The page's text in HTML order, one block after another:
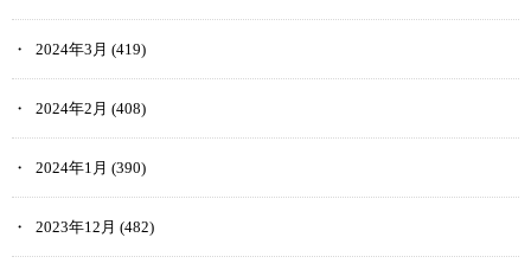
2024年3月 (419)
2024年2月 (408)
2024年1月 (390)
2023年12月 (482)